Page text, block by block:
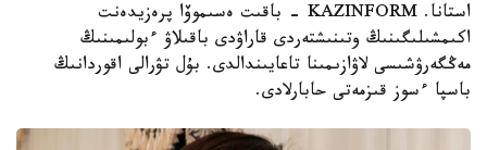
استانا. KAZINFORM - باقىت ەسىموۆا پرەزيدەنت
اكىمشىلىگىنىڭ وتىنىشتەردى قاراۋدى باقىلاۋ ءبولىمىنىڭ
مەڭگەرۋشىسى لاۋازىمىنا تاعايىندالدى. بۇل تۋرالى اقوردانىڭ
باسپا ءسوز قىزمەتى حابارلادى.